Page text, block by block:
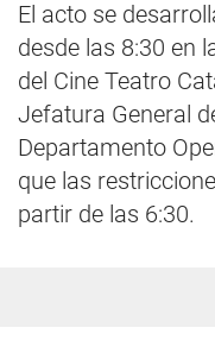
El acto se
desde las 8:30 en
del Cine Teatro
Jefatura General
Departamento
que las
partir de las 6:30.